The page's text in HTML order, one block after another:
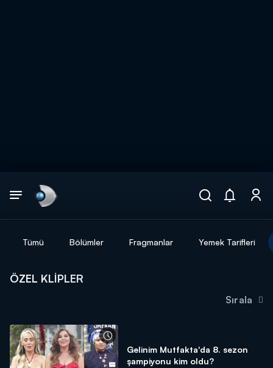
DİĞER SONUÇLAR
Tümü Bölümler Fragmanlar Yemek Tarifleri
ÖZEL KLIPLER
Sırala
Gelinim Mutfakta'da 8. sezon
şampiyonu kim oldu?